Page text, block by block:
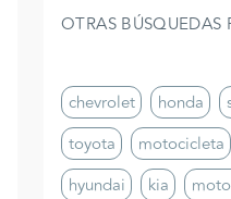
OTRAS
chevrolet honda
toyota
motocicleta
hyundai
kia